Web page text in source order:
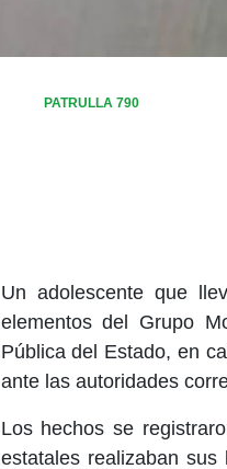
PATRULLA 790
Un adolescente que
elementos del Grupo
Pública del Estado, en
ante las autoridades
Los hechos se
estatales realizaban